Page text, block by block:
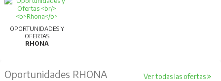
OPORTUNIDADES Y
OFERTAS
RHONA
Oportunidades RHONA Ver todas las ofertas